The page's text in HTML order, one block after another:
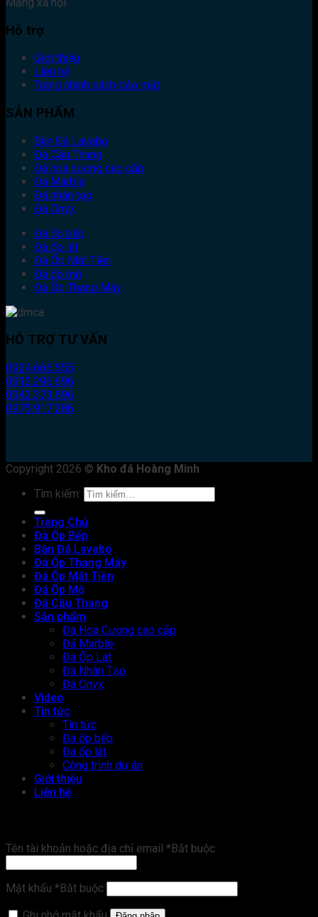
Hỗ trợ
Giới thiệu
Liên hệ
Trang chính sách bảo mật
SẢN PHẨM
Bàn Đá Lavabo
Đá Cầu Thang
Đá hoa cương cao cấp
Đá Marble
Đá nhân tạo
Đá Onyx
Đá ốp bếp
Đá ốp lát
Đá Ốp Mặt Tiền
Đá ốp mộ
Đá Ốp Thang Máy
HỖ TRỢ TƯ VẤN
0924.666.555
0912.296.696
0942.373.696
0975.917.286
Copyright 2026 © Kho đá Hoàng Minh
Tìm kiếm:
Trang Chủ
Đá Ốp Bếp
Bàn Đá Lavabo
Đá Ốp Thang Máy
Đá Ốp Mặt Tiền
Đá Ốp Mộ
Đá Cầu Thang
Sản phẩm
Đá Hoa Cương cao cấp
Đá Marble
Đá Ốp Lát
Đá Nhân Tạo
Đá Onyx
Video
Tin tức
Tin tức
Đá ốp bếp
Đá ốp lát
Công trình dự án
Giới thiệu
Liên hệ
Tên tài khoản hoặc địa chỉ email *Bắt buộc
Mật khẩu *Bắt buộc